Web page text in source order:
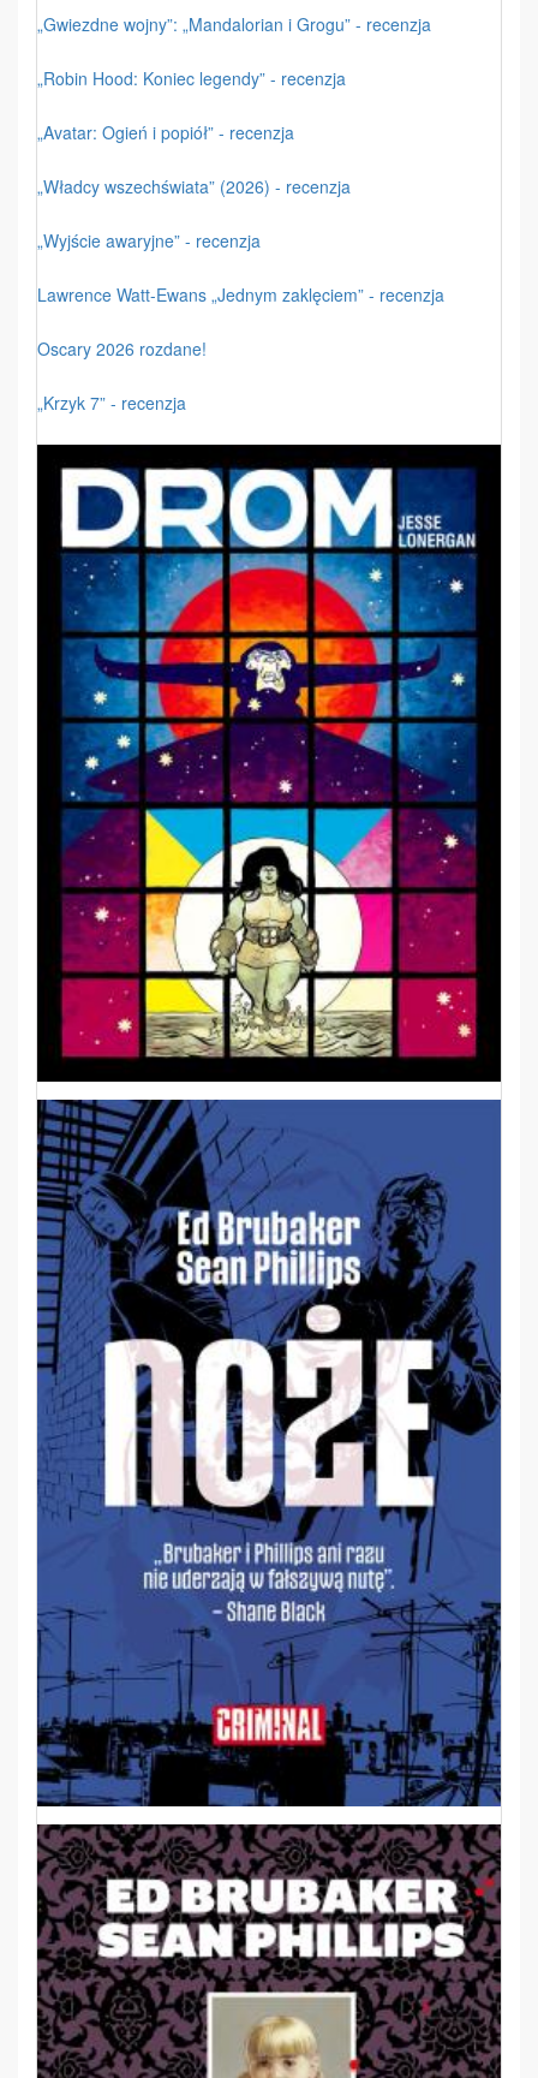
„Gwiezdne wojny”: „Mandalorian i Grogu” - recenzja
„Robin Hood: Koniec legendy” - recenzja
„Avatar: Ogień i popiół” - recenzja
„Władcy wszechświata” (2026) - recenzja
„Wyjście awaryjne” - recenzja
Lawrence Watt-Ewans „Jednym zaklęciem” - recenzja
Oscary 2026 rozdane!
„Krzyk 7” - recenzja